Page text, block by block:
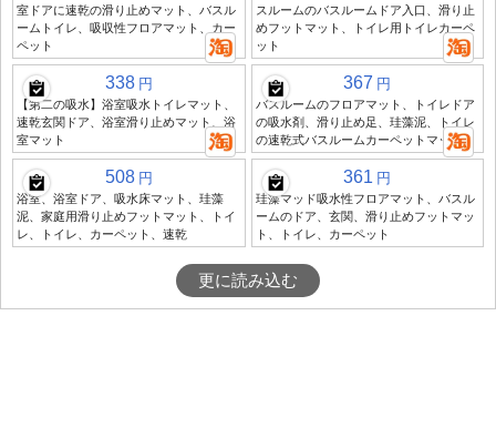
室ドアに速乾の滑り止めマット、バスル
ームトイレ、吸収性フロアマット、カー
ペット
スルームのバスルームドア入口、滑り止
めフットマット、トイレ用トイレカーペ
ット
338 円
【第二の吸水】浴室吸水トイレマット、
速乾玄関ドア、浴室滑り止めマット、浴
室マット
367 円
バスルームのフロアマット、トイレドア
の吸水剤、滑り止め足、珪藻泥、トイレ
の速乾式バスルームカーペットマット
508 円
浴室、浴室ドア、吸水床マット、珪藻
泥、家庭用滑り止めフットマット、トイ
レ、トイレ、カーペット、速乾
361 円
珪藻マッド吸水性フロアマット、バスル
ームのドア、玄関、滑り止めフットマッ
ト、トイレ、カーペット
更に読み込む